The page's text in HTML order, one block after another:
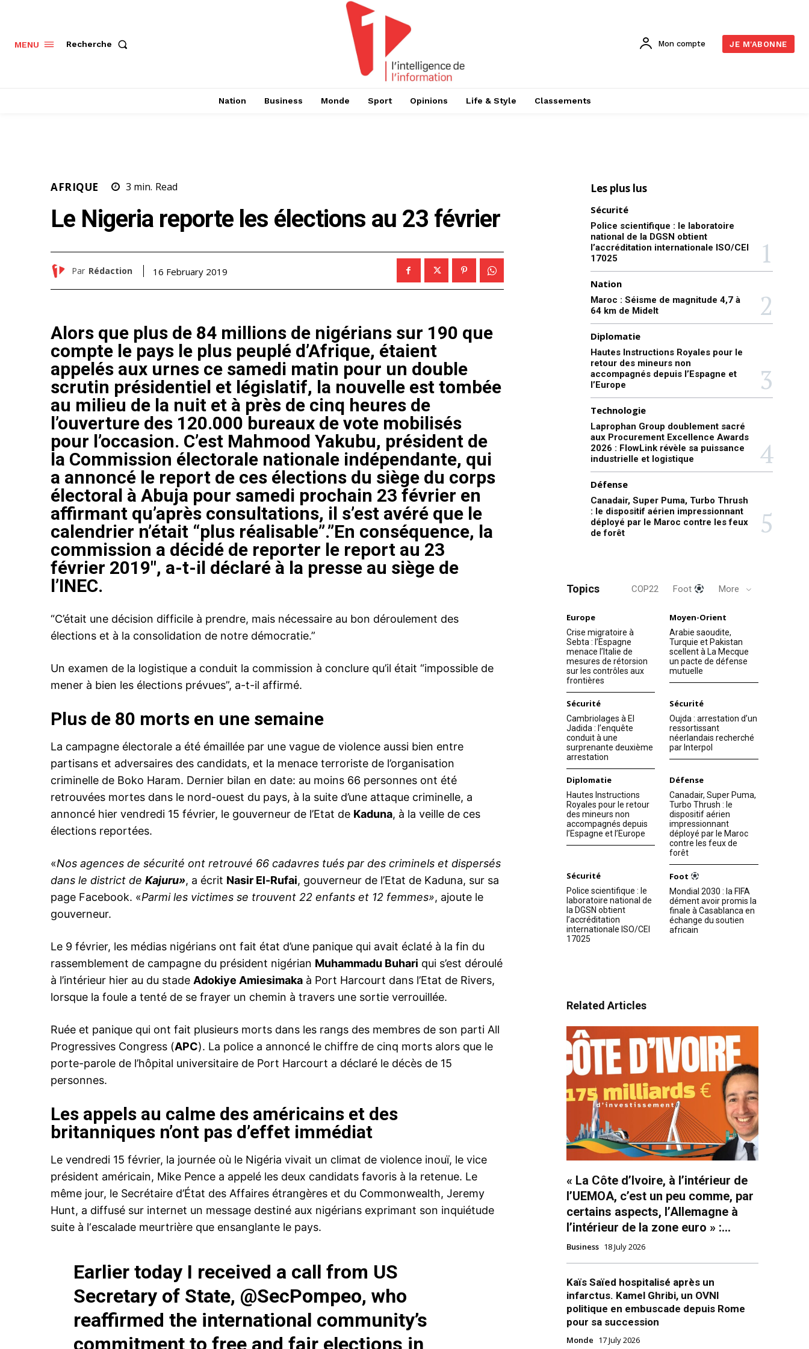
le1.ma
l'intelligence de
l'information
Insight Publications
Nous contacter
Formules d’abonnement
MENU Recherche Mon compte JE M'ABONNE
Nation Business Monde Sport Opinions Life & Style Classements
AFRIQUE 3 min. Read
Le Nigeria reporte les élections au 23 février
Par Rédaction 16 February 2019
Alors que plus de 84 millions de nigérians sur 190 que
compte le pays le plus peuplé d’Afrique, étaient
appelés aux urnes ce samedi matin pour un double
scrutin présidentiel et législatif, la nouvelle est tombée
au milieu de la nuit et à près de cinq heures de
l’ouverture des 120.000 bureaux de vote mobilisés
pour l’occasion. C’est Mahmood Yakubu, président de
la Commission électorale nationale indépendante, qui
a annoncé le report de ces élections du siège du corps
électoral à Abuja pour samedi prochain 23 février en
affirmant qu’après consultations, il s’est avéré que le
calendrier n’était “plus réalisable”.”En conséquence, la
commission a décidé de reporter le report au 23
février 2019″, a-t-il déclaré à la presse au siège de
l’INEC.
“C’était une décision difficile à prendre, mais nécessaire au bon déroulement des
élections et à la consolidation de notre démocratie.”
Un examen de la logistique a conduit la commission à conclure qu’il était “impossible de
mener à bien les élections prévues”, a-t-il affirmé.
Plus de 80 morts en une semaine
La campagne électorale a été émaillée par une vague de violence aussi bien entre
partisans et adversaires des candidats, et la menace terroriste de l’organisation
criminelle de Boko Haram. Dernier bilan en date: au moins 66 personnes ont été
retrouvées mortes dans le nord-ouest du pays, à la suite d’une attaque criminelle, a
annoncé hier vendredi 15 février, le gouverneur de l’Etat de Kaduna, à la veille de ces
élections reportées.
«Nos agences de sécurité ont retrouvé 66 cadavres tués par des criminels et dispersés
dans le district de Kajuru», a écrit Nasir El-Rufai, gouverneur de l’Etat de Kaduna, sur sa
page Facebook. «Parmi les victimes se trouvent 22 enfants et 12 femmes», ajoute le
gouverneur.
Le 9 février, les médias nigérians ont fait état d’une panique qui avait éclaté à la fin du
rassemblement de campagne du président nigérian Muhammadu Buhari qui s’est déroulé
à l’intérieur hier au du stade Adokiye Amiesimaka à Port Harcourt dans l’Etat de Rivers,
lorsque la foule a tenté de se frayer un chemin à travers une sortie verrouillée.
Ruée et panique qui ont fait plusieurs morts dans les rangs des membres de son parti All
Progressives Congress (APC). La police a annoncé le chiffre de cinq morts alors que le
porte-parole de l’hôpital universitaire de Port Harcourt a déclaré le décès de 15
personnes.
Les appels au calme des américains et des
britanniques n’ont pas d’effet immédiat
Le vendredi 15 février, la journée où le Nigéria vivait un climat de violence inouï, le vice
président américain, Mike Pence a appelé les deux candidats favoris à la retenue. Le
même jour, le Secrétaire d’État des Affaires étrangères et du Commonwealth, Jeremy
Hunt, a diffusé sur internet un message destiné aux nigérians exprimant son inquiétude
suite à l‘escalade meurtrière que ensanglante le pays.
Earlier today I received a call from US
Secretary of State, @SecPompeo, who
reaffirmed the international community’s
commitment to free and fair elections in
Les plus lus
Sécurité
Police scientifique : le laboratoire
national de la DGSN obtient
l’accréditation internationale ISO/CEI
17025
Nation
Maroc : Séisme de magnitude 4,7 à
64 km de Midelt
Diplomatie
Hautes Instructions Royales pour le
retour des mineurs non
accompagnés depuis l’Espagne et
l’Europe
Technologie
Laprophan Group doublement sacré
aux Procurement Excellence Awards
2026 : FlowLink révèle sa puissance
industrielle et logistique
Défense
Canadair, Super Puma, Turbo Thrush
: le dispositif aérien impressionnant
déployé par le Maroc contre les feux
de forêt
Topics COP22 Foot More
Europe
Crise migratoire à
Sebta : l’Espagne
menace l’Italie de
mesures de rétorsion
sur les contrôles aux
frontières
Moyen-Orient
Arabie saoudite,
Turquie et Pakistan
scellent à La Mecque
un pacte de défense
mutuelle
Sécurité
Cambriolages à El
Jadida : l’enquête
conduit à une
surprenante deuxième
arrestation
Sécurité
Oujda : arrestation d’un
ressortissant
néerlandais recherché
par Interpol
Diplomatie
Hautes Instructions
Royales pour le retour
des mineurs non
accompagnés depuis
l’Espagne et l’Europe
Défense
Canadair, Super Puma,
Turbo Thrush : le
dispositif aérien
impressionnant
déployé par le Maroc
contre les feux de
forêt
Sécurité
Police scientifique : le
laboratoire national de
la DGSN obtient
l’accréditation
internationale ISO/CEI
17025
Foot
Mondial 2030 : la FIFA
dément avoir promis la
finale à Casablanca en
échange du soutien
africain
Related Articles
« La Côte d’Ivoire, à l’intérieur de
l’UEMOA, c’est un peu comme, par
certains aspects, l’Allemagne à
l’intérieur de la zone euro » :...
Business 18 July 2026
Kaïs Saïed hospitalisé après un
infarctus. Kamel Ghribi, un OVNI
politique en embuscade depuis Rome
pour sa succession
Monde 17 July 2026